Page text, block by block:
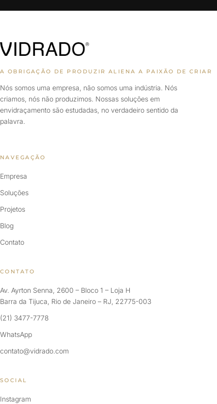
A OBRIGAÇÃO DE PRODUZIR ALIENA A PAIXÃO DE CRIAR
Nós somos uma empresa, não somos uma indústria. Nós
criamos, nós não produzimos. Nossas soluções em
envidraçamento são estudadas, no verdadeiro sentido da
palavra.
NAVEGAÇÃO
Empresa
Soluções
Projetos
Blog
Contato
CONTATO
Av. Ayrton Senna, 2600 – Bloco 1 – Loja H
Barra da Tijuca, Rio de Janeiro – RJ, 22775-003
(21) 3477-7778
WhatsApp
contato@vidrado.com
SOCIAL
Instagram